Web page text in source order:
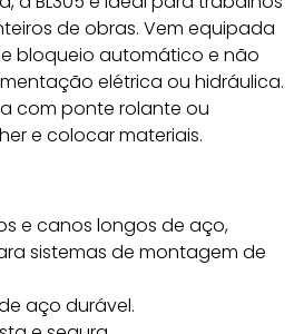
de obras. Vem equipada
bloqueio automático e não
elétrica ou hidráulica.
com ponte rolante ou
e colocar materiais.
e canos longos de aço,
sistemas de montagem de
aço durável.